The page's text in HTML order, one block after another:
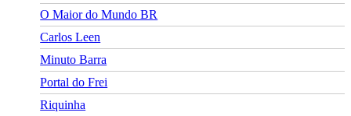
O Maior do Mundo BR
Carlos Leen
Minuto Barra
Portal do Frei
Riquinha